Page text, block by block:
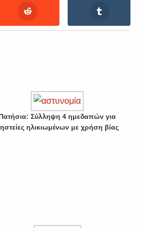
Σύλληψη 4 ημεδαπών για
ηλικιωμένων με χρήση βίας